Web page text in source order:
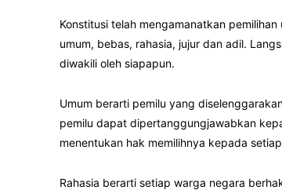
Konstitusi telah mengamanatkan
umum, bebas, rahasia, jujur dan adil.
diwakili oleh siapapun.
Umum berarti pemilu yang
pemilu dapat dipertanggungjawabkan
menentukan hak memilihnya kepada
Rahasia berarti setiap warga negara